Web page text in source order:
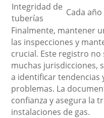
Integridad de
tuberías
Cada año
Finalmente, mantener
las inspecciones y
crucial. Este registro
muchas jurisdicciones,
a identificar tendencias
problemas. La
confianza y asegura la
instalaciones de gas.